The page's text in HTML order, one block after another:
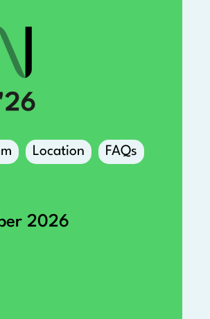
Location FAQs
2026